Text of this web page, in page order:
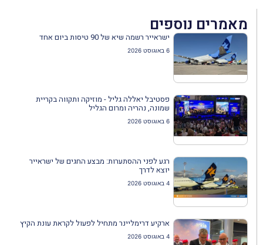
מאמרים נוספים
ישראייר רשמה שיא של 90 טיסות ביום אחד
6 באוגוסט 2026
פסטיבל יאללה גליל - מוזיקה ותקווה בקריית
שמונה, נהריה ומרום הגליל
6 באוגוסט 2026
רגע לפני ההסתערות: מבצע החגים של ישראייר
יוצא לדרך
4 באוגוסט 2026
ארקיע דרימליינר מתחיל לפעול לקראת עונת הקיץ
4 באוגוסט 2026